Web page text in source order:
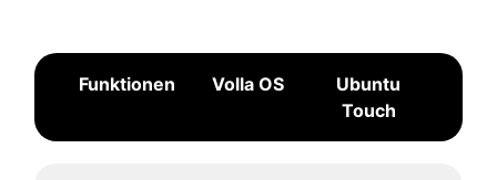
Funktionen Volla OS
Ubuntu
Touch